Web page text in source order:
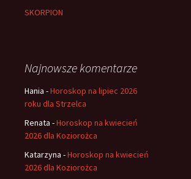
SKORPION
Najnowsze komentarze
Hania -Horoskop na lipiec 2026
roku dla Strzelca
Renata -Horoskop na kwiecień
2026 dla Koziorożca
Katarzyna -Horoskop na kwiecień
2026 dla Koziorożca